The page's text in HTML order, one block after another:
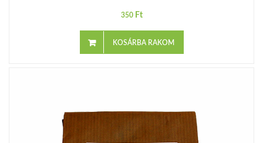
350 Ft
KOSÁRBA RAKOM